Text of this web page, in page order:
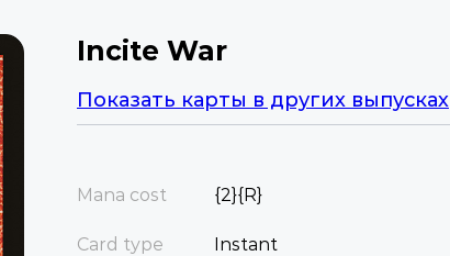
Incite War
Показать карты в других выпусках
Mana cost {2}{R}
Card type Instant